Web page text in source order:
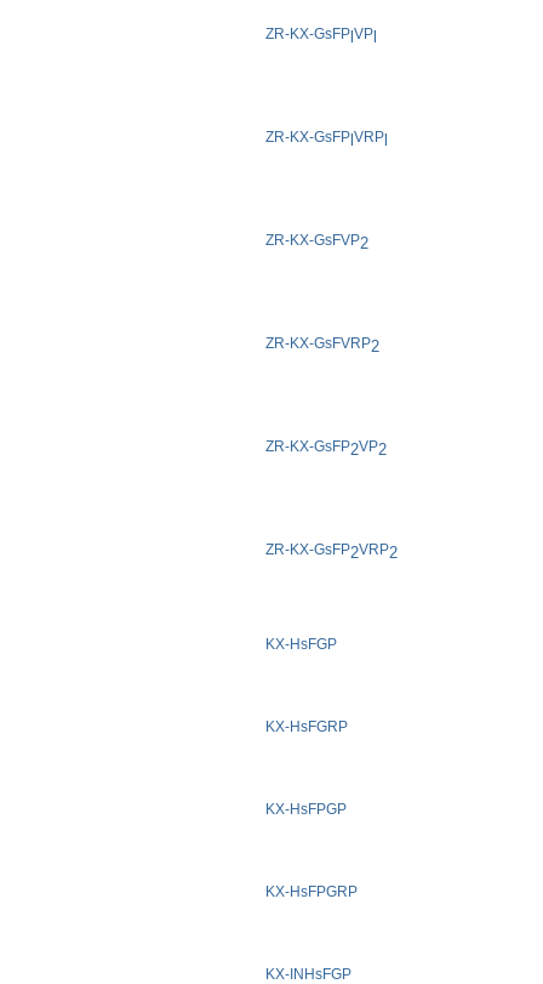
ZR-KX-GsFPl VPl
ZR-KX-GsFPl VRPl
ZR-KX-GsFVP2
ZR-KX-GsFVRP2
ZR-KX-GsFP2VP2
ZR-KX-GsFP2VRP2
KX-HsFGP
KX-HsFGRP
KX-HsFPGP
KX-HsFPGRP
KX-INHsFGP